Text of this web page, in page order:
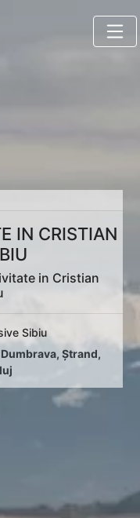
IN CRISTIAN
in Cristian
Sibiu
Dumbrava,Ștrand,